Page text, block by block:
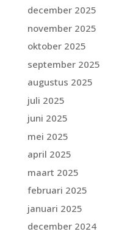
december 2025
november 2025
oktober 2025
september 2025
augustus 2025
juli 2025
juni 2025
mei 2025
april 2025
maart 2025
februari 2025
januari 2025
december 2024